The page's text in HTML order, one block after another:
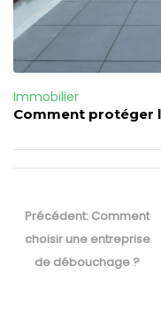
Immobilier
Comment protéger
de
l’article
Précédent: Previous
post:
Comment
choisir une entreprise
de débouchage ?